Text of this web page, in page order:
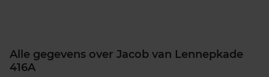
Alle gegevens over Jacob van Lennepkade
416A